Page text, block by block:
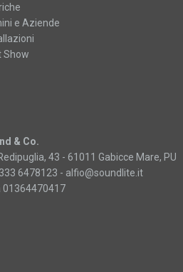
e Aziende
Show
& Co.
43 - 61011 Gabicce Mare, PU
6478123 - alfio@soundlite.it
01364470417